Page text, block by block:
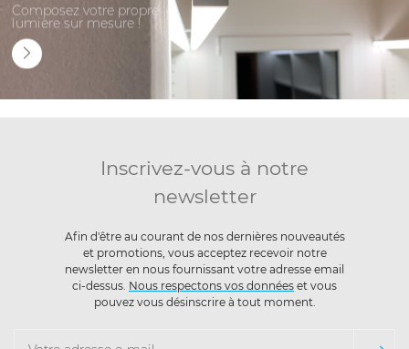
Composez votre propre
lumière sur mesure !
Inscrivez-vous à notre
newsletter
Afin d'être au courant de nos dernières nouveautés
et promotions, vous acceptez recevoir notre
newsletter en nous fournissant votre adresse email
ci-dessus. Nous respectons vos données et vous
pouvez vous désinscrire à tout moment.